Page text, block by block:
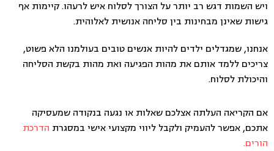
ויש השמות דגש רב יותר על הצורך לסלוח איש לרעהו. קיימות אף
גישות שאינן מבחינות בין סליחה אנושית לאלוהית.
אנחנו, שמגדלים ילדים להיות אנשים טובים בעולמנו הלא פשוט,
צריכים ללמד אותם את מהות הפגיעה ואת מהות בקשת הסליחה
והיכולת לסלוח.
אם הקריאה העלתה אצלכם שאלות או נגעה בנקודה שמעסיקה
אתכם, אפשר להעמיק ולקבל ליווי מקצועי אישי במסגרת הדרכת
הורים.